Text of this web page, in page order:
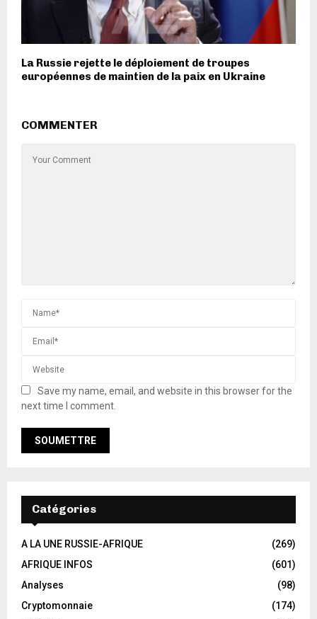
La Russie rejette le déploiement de troupes
européennes de maintien de la paix en Ukraine
COMMENTER
Save my name, email, and website in this browser for the
next time I comment.
Catégories
A LA UNE RUSSIE-AFRIQUE
(269)
AFRIQUE INFOS
(601)
Analyses
(98)
Cryptomonnaie
(174)